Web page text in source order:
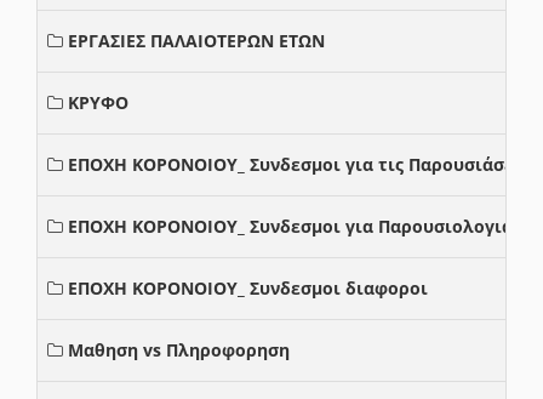
ΕΡΓΑΣΙΕΣ ΠΑΛΑΙΟΤΕΡΩΝ ΕΤΩΝ
ΚΡΥΦΟ
ΕΠΟΧΗ ΚΟΡΟΝΟΙΟΥ_ Συνδεσμοι για τις Παρουσιάσεις
ΕΠΟΧΗ ΚΟΡΟΝΟΙΟΥ_ Συνδεσμοι για Παρουσιολογια
ΕΠΟΧΗ ΚΟΡΟΝΟΙΟΥ_ Συνδεσμοι διαφοροι
Μαθηση vs Πληροφορηση